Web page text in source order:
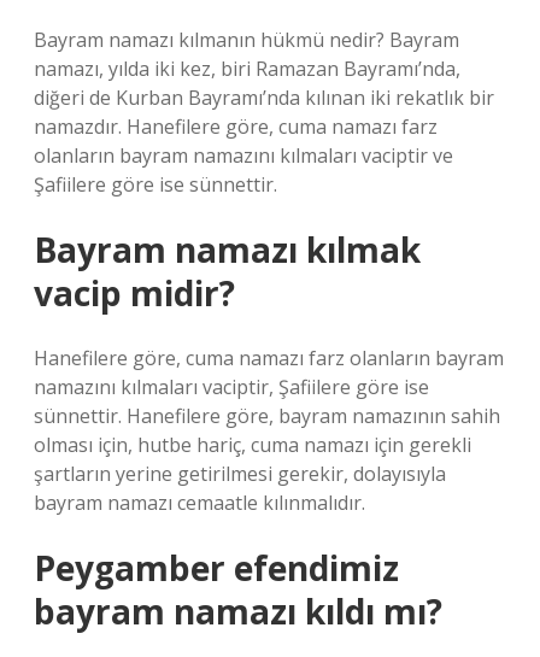
Bayram namazı kılmanın hükmü nedir? Bayram
namazı, yılda iki kez, biri Ramazan Bayramı’nda,
diğeri de Kurban Bayramı’nda kılınan iki rekatlık bir
namazdır. Hanefilere göre, cuma namazı farz
olanların bayram namazını kılmaları vaciptir ve
Şafiilere göre ise sünnettir.
Bayram namazı kılmak
vacip midir?
Hanefilere göre, cuma namazı farz olanların bayram
namazını kılmaları vaciptir, Şafiilere göre ise
sünnettir. Hanefilere göre, bayram namazının sahih
olması için, hutbe hariç, cuma namazı için gerekli
şartların yerine getirilmesi gerekir, dolayısıyla
bayram namazı cemaatle kılınmalıdır.
Peygamber efendimiz
bayram namazı kıldı mı?